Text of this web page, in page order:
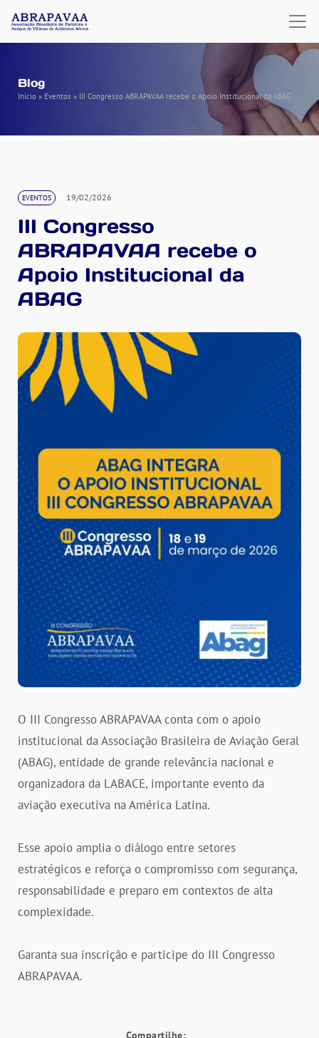
Blog
Início » Eventos » III Congresso ABRAPAVAA recebe o Apoio Institucional da ABAG
EVENTOS 19/02/2026
III Congresso
ABRAPAVAA recebe o
Apoio Institucional da
ABAG
O III Congresso ABRAPAVAA conta com o apoio
institucional da Associação Brasileira de Aviação Geral
(ABAG), entidade de grande relevância nacional e
organizadora da LABACE, importante evento da
aviação executiva na América Latina.
Esse apoio amplia o diálogo entre setores
estratégicos e reforça o compromisso com segurança,
responsabilidade e preparo em contextos de alta
complexidade.
Garanta sua inscrição e participe do III Congresso
ABRAPAVAA.
Compartilhe: